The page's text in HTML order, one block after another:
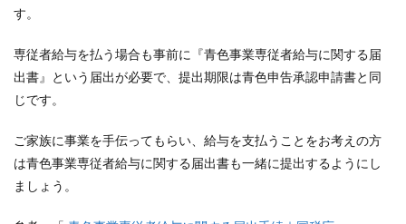
す。
専従者給与を払う場合も事前に『青色事業専従者給与に関する届
出書』という届出が必要で、提出期限は青色申告承認申請書と同
じです。
ご家族に事業を手伝ってもらい、給与を支払うことをお考えの方
は青色事業専従者給与に関する届出書も一緒に提出するようにし
ましょう。